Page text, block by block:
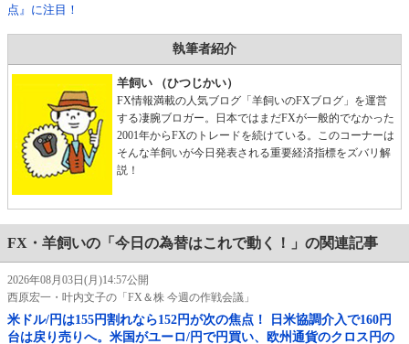
点』に注目！
執筆者紹介
羊飼い （ひつじかい）
FX情報満載の人気ブログ「羊飼いのFXブログ」を運営
する凄腕ブロガー。日本ではまだFXが一般的でなかった
2001年からFXのトレードを続けている。このコーナーは
そんな羊飼いが今日発表される重要経済指標をズバリ解
説！
FX・羊飼いの「今日の為替はこれで動く！」の関連記事
2026年08月03日(月)14:57公開
西原宏一・叶内文子の「FX＆株 今週の作戦会議」
米ドル/円は155円割れなら152円が次の焦点！ 日米協調介入で160円
台は戻り売りへ。米国がユーロ/円で円買い、欧州通貨のクロス円の